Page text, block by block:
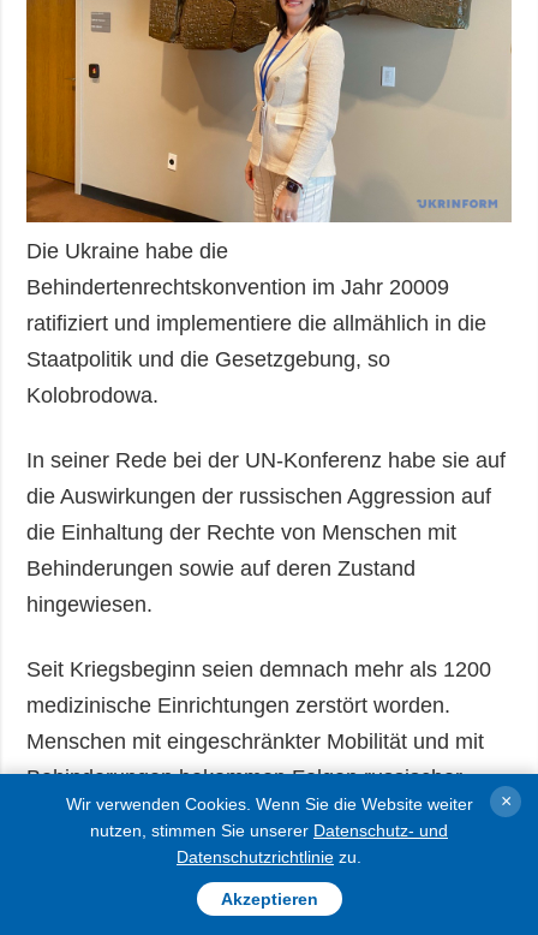
Die Ukraine habe die
Behindertenrechtskonvention im Jahr 20009
ratifiziert und implementiere die allmählich in die
Staatpolitik und die Gesetzgebung, so
Kolobrodowa.
In seiner Rede bei der UN-Konferenz habe sie auf
die Auswirkungen der russischen Aggression auf
die Einhaltung der Rechte von Menschen mit
Behinderungen sowie auf deren Zustand
hingewiesen.
Seit Kriegsbeginn seien demnach mehr als 1200
medizinische Einrichtungen zerstört worden.
Menschen mit eingeschränkter Mobilität und mit
Behinderungen bekommen Folgen russischer
Attacken während der Unterbrechungen von
Strom-, Wasser – und Wärmeversorgung
besonders schmerzlich zu spüren.
Wir verwenden Cookies. Wenn Sie die Website weiter
nutzen, stimmen Sie unserer Datenschutz- und
Datenschutzrichtlinie zu.
Akzeptieren
×